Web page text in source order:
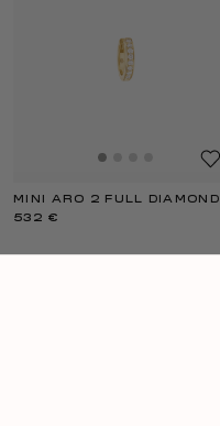
MINI ARO 2 FULL DIAMOND
532 €